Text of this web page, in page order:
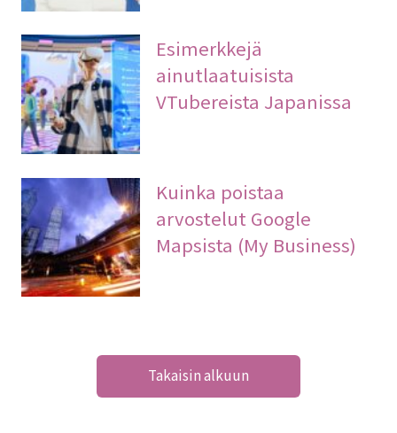
Esimerkkejä
ainutlaatuisista
VTubereista Japanissa
Kuinka poistaa
arvostelut Google
Mapsista (My Business)
Takaisin alkuun